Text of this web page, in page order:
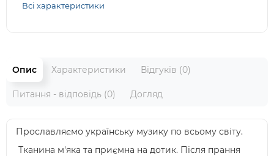
Всі характеристики
Опис Характеристики Відгуків (0)
Питання - відповідь (0) Догляд
Прославляємо українську музику по всьому світу.
Тканина м'яка та приємна на дотик. Після прання